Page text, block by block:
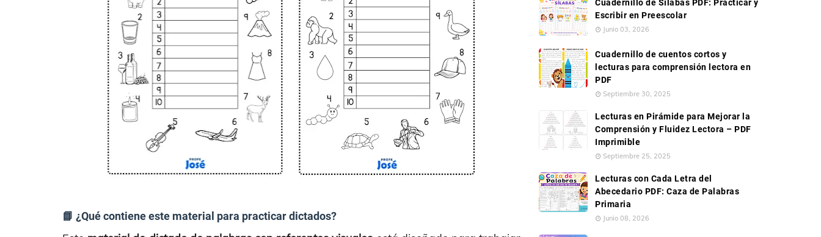
📘 ¿Qué contiene este material para practicar dictados?
Cuadernillo de Sílabas PDF: Practicar y
Escribir en Preescolar
Junio 03, 2026
Cuadernillo de cuentos cortos y
lecturas para comprensión lectora en
PDF
Septiembre 30, 2025
Lecturas en Pirámide para Mejorar la
Comprensión y Fluidez Lectora – PDF
Imprimible
Septiembre 25, 2025
Lecturas con Cada Letra del
Abecedario PDF: Caza de Palabras
Primaria
Junio 08, 2026